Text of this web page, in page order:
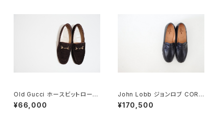
Old Gucci ホースビットローフ
ァー 5B Dark Brown Suede
¥66,000
John Lobb ジョンロブ CORT
EZ LOPEZ コインローファー D
EADSTOCK
¥170,500